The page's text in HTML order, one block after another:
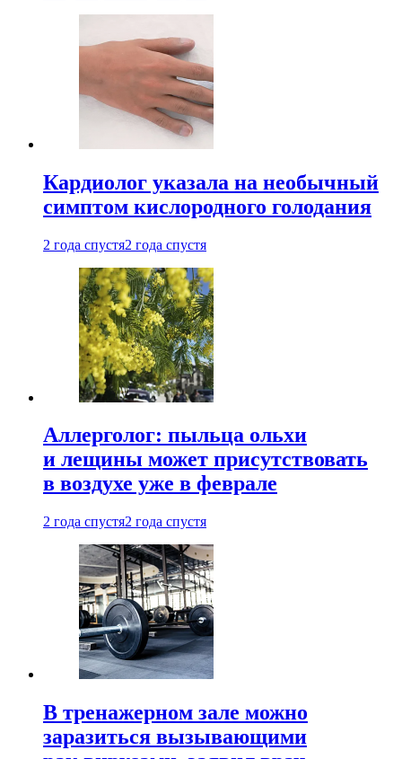
Кардиолог указала на необычный
симптом кислородного голодания
2 года спустя2 года спустя
Аллерголог: пыльца ольхи
и лещины может присутствовать
в воздухе уже в феврале
2 года спустя2 года спустя
В тренажерном зале можно
заразиться вызывающими